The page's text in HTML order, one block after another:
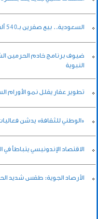
السعودية.. بيع صقرين بـ540 ألف ريال في مزاد دولي
ضيوف برنامج خادم الحرمين
النبوية
تطوير عقار يقلل نمو الأورام
«الوطني للثقافة» يدشن
الاقتصاد الإندونيسي يتباطأ
الأرصاد الجوية: طقس شديد